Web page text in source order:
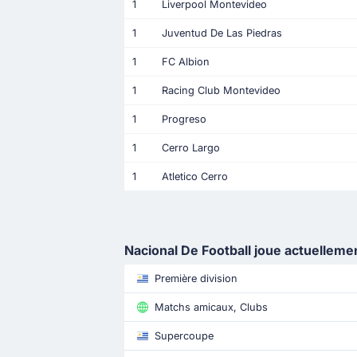
1 Liverpool Montevideo
1 Juventud De Las Piedras
1 FC Albion
1 Racing Club Montevideo
1 Progreso
1 Cerro Largo
1 Atletico Cerro
Nacional De Football joue
Première division
Matchs amicaux, Clubs
Supercoupe